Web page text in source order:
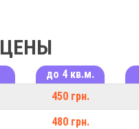
ЦЕНЫ
до 4 кв.м.
450 грн.
480 грн.